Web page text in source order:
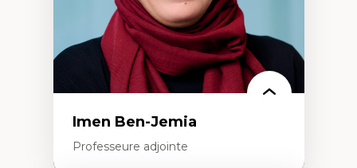
Imen Ben-Jemia
Professeure adjointe